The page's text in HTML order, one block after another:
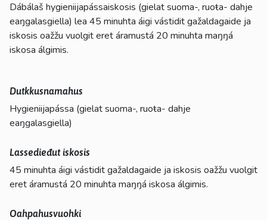
Dábálaš hygieniijapássaiskosis (gielat suoma-, ruoŧa- dahje
eaŋgalasgiella) lea 45 minuhta áigi vástidit gažaldagaide ja
iskosis oažžu vuolgit eret áramustá 20 minuhta maŋŋá
iskosa álgimis.
Dutkkusnamahus
Hygieniijapássa (gielat suoma-, ruoŧa- dahje
eaŋgalasgiella)
Lassedieđut iskosis
45 minuhta áigi vástidit gažaldagaide ja iskosis oažžu vuolgit
eret áramustá 20 minuhta maŋŋá iskosa álgimis.
Oahpahusvuohki